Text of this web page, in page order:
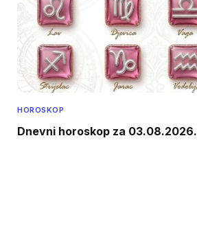
HOROSKOP
Dnevni horoskop za 03.08.2026.